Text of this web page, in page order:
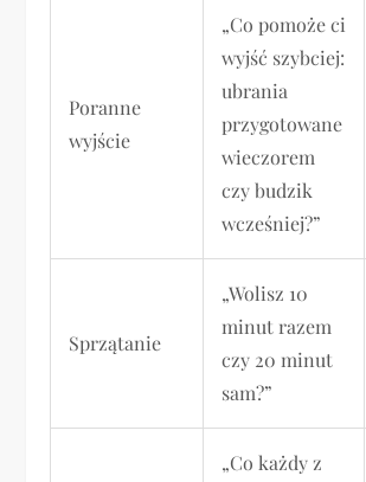
Poranne
wyjście
„Co pomoże ci
wyjść szybciej:
ubrania
przygotowane
wieczorem
czy budzik
wcześniej?”
Sprzątanie
„Wolisz 10
minut razem
czy 20 minut
sam?”
„Co każdy z